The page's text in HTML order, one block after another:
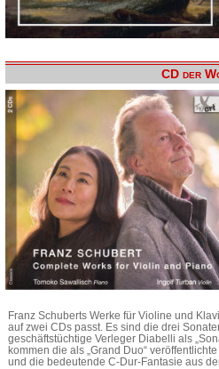
CD der
Franz Schuberts Werke für Violine und
auf zwei CDs passt. Es sind die drei
geschäftstüchtige Verleger Diabelli als
kommen die als „Grand Duo“
und die bedeutende C-Dur-Fantasie aus